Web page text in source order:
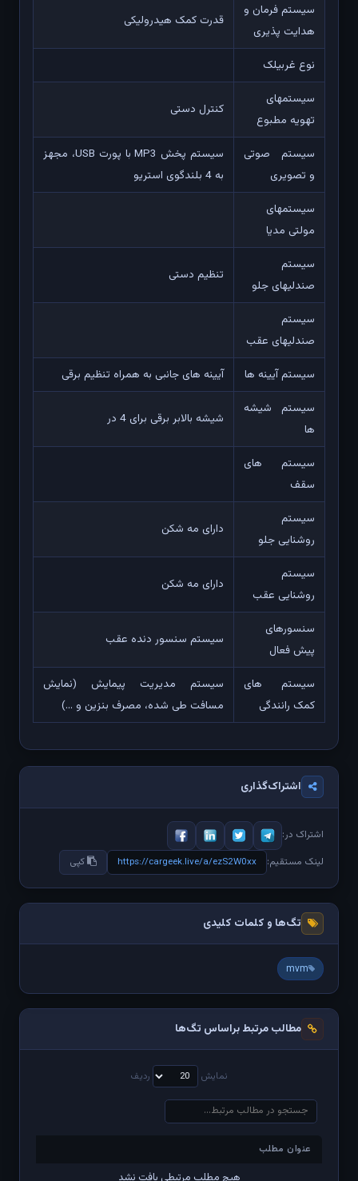
سیستم فرمان و
هدایت پذیری
قدرت کمک هیدرولیکی
نوع غربیلک
سیستمهای
تهویه مطبوع
کنترل دستی
سیستم صوتی
و تصویری
سیستم پخش MP3 با پورت USB، مجهز
به 4 بلندگوی استریو
سیستمهای
مولتی مدیا
سیستم
صندلیهای جلو
تنظیم دستی
سیستم
صندلیهای عقب
سیستم آیینه ها
آیینه های جانبی به همراه تنظیم برقی
سیستم شیشه
ها
شیشه بالابر برقی برای 4 در
سیستم های
سقف
سیستم
روشنایی جلو
دارای مه شکن
سیستم
روشنایی عقب
دارای مه شکن
سنسورهای
پیش فعال
سیستم سنسور دنده عقب
سیستم های
کمک رانندگی
سیستم مدیریت پیمایش (نمایش
مسافت طی شده، مصرف بنزین و ...)
اشتراک‌گذاری
اشتراک در:
لینک مستقیم: https://cargeek.live/a/ezS2W0xx کپی
تگ‌ها و کلمات کلیدی
mvm
مطالب مرتبط براساس تگ‌ها
نمایش ردیف
عنوان مطلب
هیچ مطلب مرتبطی یافت نشد